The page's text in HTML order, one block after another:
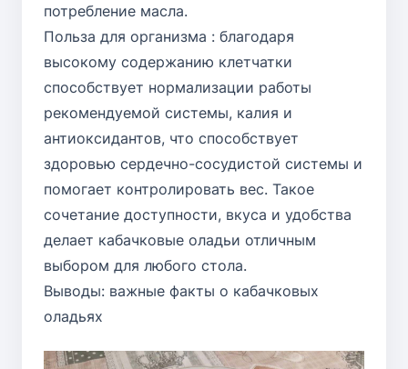
потребление масла.
Польза для организма : благодаря
высокому содержанию клетчатки
способствует нормализации работы
рекомендуемой системы, калия и
антиоксидантов, что способствует
здоровью сердечно-сосудистой системы и
помогает контролировать вес. Такое
сочетание доступности, вкуса и удобства
делает кабачковые оладьи отличным
выбором для любого стола.
Выводы: важные факты о кабачковых
оладьях